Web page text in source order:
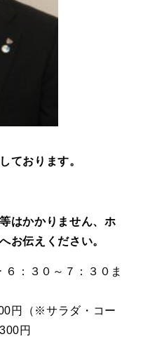
ております。
はかかりません、ホ
お伝えください。
６：３０～７：３０ま
円（※サラダ・コー
円